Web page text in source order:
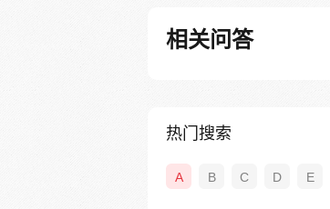
相关问答
热门搜索
A B C D E